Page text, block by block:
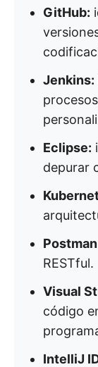
GitHub:
Jenkins:
Eclipse:
depurar
RESTful.
Visual
código
IntelliJ